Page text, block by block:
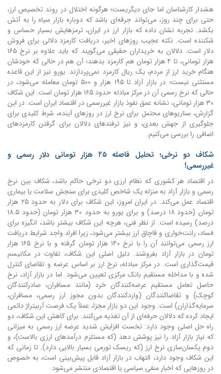
هشدار کارشناسان اما جای دیگریست؛ هرگونه اختلال در روند تخصیص ارز،
حتی برای چند روز، می‌تواند جرقه‌ای باشد که دوباره بازار سیاه را به آتش
بکشد. تجربه نشان داده که بازار ارز در ایران، ترمزهایش بسیار حساس و
شکننده است. نکته عجیب روزهای اخیر، دریافت کارمزد دلالی برای فروش
دلار است. دلالان به خریداران حقیقی می‌گویند که باید علاوه بر نرخ ۱۶۵
هزار تومانی، تا ۴ هزار تومان هم کارمزد بدهند؛ آن هم در حالی که خودشان
هنگام خرید ارز از مردم، یک ریال کارمزد نمی‌پردازند. یورو نیز از این قاعده
مستثنی نیست؛ در بازار آزاد تا ۱۹۵ هزار و ۵۰۰ تومان معامله می‌شود، در
حالی که نرخ رسمی آن در مرکز مبادله حدود ۱۶۵ هزار تومان است. این شکاف
۳۰ هزار تومانی، نشانه عمق نفوذ بازار غیررسمی در اقتصاد ایران است. در این
گزارش، سناریوهای محتمل برای نرخ ارز در روزهای آینده، شرط کلیدی برای
جلوگیری از جهش بعدی، و نیز ترفندهای دلالان برای گرفتن کارمزدهای
اضافی را بررسی می‌کنیم.
شکاف دو نرخی؛ تحلیل فاصله ۲۵ هزار تومانی دلار رسمی و
غیررسمی!
در اقتصاد هر کشوری که نظام ارزی دو نرخی حاکم باشد، شکاف بین نرخ
رسمی و بازار آزاد به منزله یک شاخص کلیدی برای سنجش سلامت یا بیماری
اقتصاد عمل می‌کند. در ایران امروز، این شکاف برای دلار به حدود ۲۵ هزار
تومان (حدود ۱۸ درصد) و برای یورو به حدود ۳۰ هزار تومان (حدود ۱۸.۵
درصد) رسیده است. از نظر فنی، هرچه این شکاف بیشتر باشد، انگیزه برای
فساد، رانت‌خواری و قاچاق ارز بیشتر می‌شود، زیرا افراد واجد شرایط دریافت
ارز رسمی می‌توانند آن را با نرخ ۱۴۰ هزار تومان گرفته و با نرخ ۱۶۵ هزار
تومان در بازار آزاد بفروشند. دلیل اصلی این شکاف، تفاوت در مکانیسم
قیمت‌گذاری است. در مرکز مبادله، نرخ ارز بر اساس عرضه و تقاضای کنترل
شده و با مداخله مستقیم بانک مرکزی تعیین می‌شود. اما در بازار آزاد، نرخ
حاصل تعامل مستقیم عرضه‌کنندگان خرد (مانند مسافران، صادرکنندگان
کوچک) و تقاضاکنندگان (واردکنندگان بدون مجوز ارز رسمی، مسافران،
سرمایه‌گذاران) است. وجود این دو بازار مجزا، عملاً یک فرصت آربیتراژ دائمی
ایجاد کرده که دلالان حرفه‌ای از آن تغذیه می‌کنند. برای کاهش این شکاف، دو
راه حل اصلی وجود دارد: نخست افزایش شدید عرضه ارز رسمی به میزانی
که نیاز بازار آزاد را نیز پوشش دهد (که مستلزم درآمدهای ارزی بالاست)، و
دوم یکسان‌سازی نرخ ارز (که ریسک تورمی بسیار بالایی دارد). تا زمانی که
این شکاف وجود دارد، التهاب در بازار آزاد قابل پیش‌بینی است، به خصوص
در روزهایی که اخبار منفی سیاسی یا اقتصادی منتشر می‌شود.